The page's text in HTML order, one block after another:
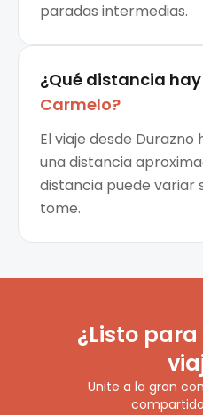
paradas intermedias.
¿Qué distancia
Carmelo?
El viaje desde
una distancia
distancia puede variar
tome.
¿Listo
Unite a la gran